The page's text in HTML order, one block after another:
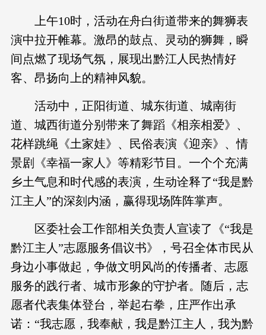
上午10时，活动在舟白街道带来的舞狮表
演中拉开帷幕。激昂的鼓点、灵动的狮舞，瞬
间点燃了现场气氛，展现出黔江人民热情好
客、昂扬向上的精神风貌。
活动中，正阳街道、城东街道、城南街
道、城西街道分别带来了舞蹈《相亲相爱》、
花样跳绳《土家娃》、民俗表演《迎亲》、情
景剧《幸福一家人》等精彩节目。一个个充满
乡土气息和时代感的表演，生动诠释了“我是黔
江主人”的深刻内涵，赢得现场阵阵掌声。
区委社会工作部相关负责人宣读了《“我是
黔江主人”志愿服务倡议书》，号召全体市民从
身边小事做起，争做文明风尚的传播者、志愿
服务的践行者、城市形象的守护者。随后，志
愿者代表集体登台，举起右拳，庄严作出承
诺：“我志愿，我奉献，我是黔江主人，我为黔